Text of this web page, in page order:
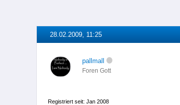
28.02.2009, 11:25
pallmall
Foren Gott
Registriert seit: Jan 2008